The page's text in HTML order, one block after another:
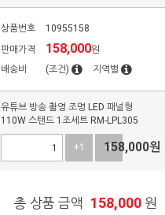
상품번호
10955158
판매가격
158,000원
배송비
(조건) 지역별
유튜브 방송 촬영 조명 LED 패널형
110W 스탠드 1조세트 RM-LPL305
+1 -1
158,000원
총 상품 금액 158,000 원